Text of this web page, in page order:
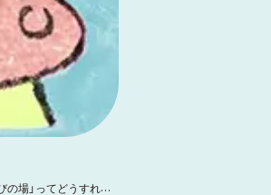
の場」ってどうすれば